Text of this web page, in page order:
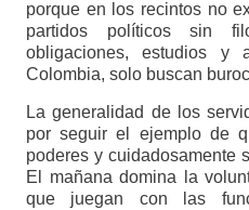
porque en los recintos no
partidos políticos sin
obligaciones, estudios y
Colombia, solo buscan
La generalidad de los
por seguir el ejemplo de
poderes y cuidadosamente
El mañana domina la
que juegan con las